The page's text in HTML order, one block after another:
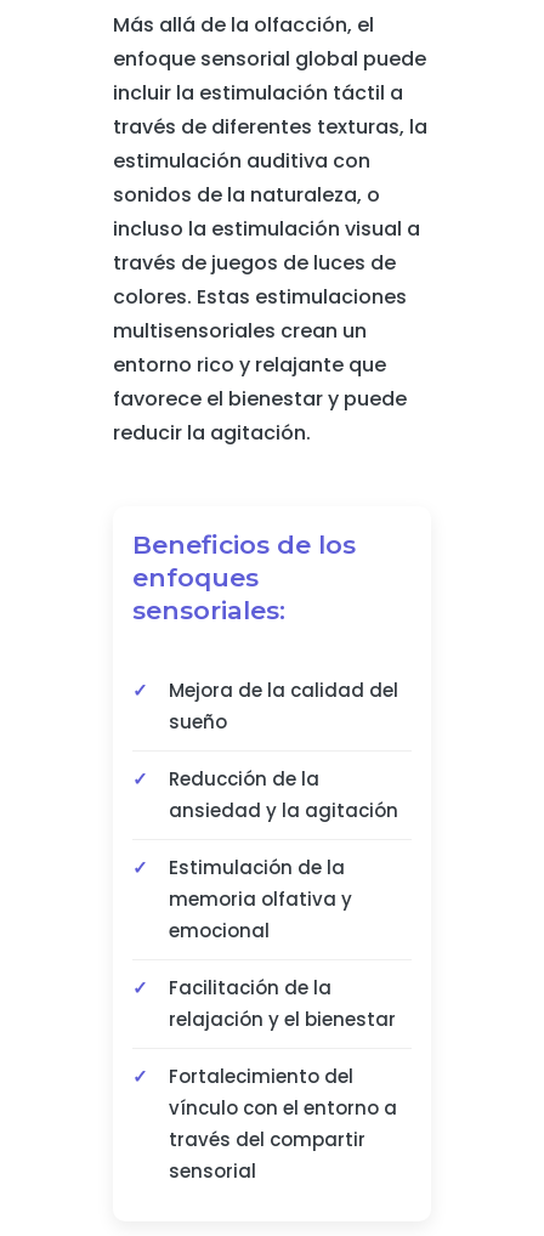
Más allá de la olfacción, el
enfoque sensorial global puede
incluir la estimulación táctil a
través de diferentes texturas, la
estimulación auditiva con
sonidos de la naturaleza, o
incluso la estimulación visual a
través de juegos de luces de
colores. Estas estimulaciones
multisensoriales crean un
entorno rico y relajante que
favorece el bienestar y puede
reducir la agitación.
Beneficios de los
enfoques
sensoriales:
Mejora de la calidad del
sueño
Reducción de la
ansiedad y la agitación
Estimulación de la
memoria olfativa y
emocional
Facilitación de la
relajación y el bienestar
Fortalecimiento del
vínculo con el entorno a
través del compartir
sensorial